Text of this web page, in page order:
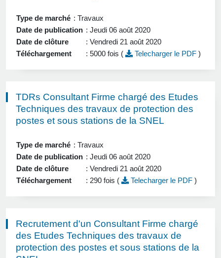
Type de marché : Travaux
Date de publication : Jeudi 06 août 2020
Date de clôture
: Vendredi 21 août 2020
Téléchargement
: 5000 fois ( Telecharger le PDF )
TDRs Consultant Firme chargé des Etudes
Techniques des travaux de protection des
postes et sous stations de la SNEL
Type de marché : Travaux
Date de publication : Jeudi 06 août 2020
Date de clôture
: Vendredi 21 août 2020
Téléchargement
: 290 fois ( Telecharger le PDF )
Recrutement d'un Consultant Firme chargé
des Etudes Techniques des travaux de
protection des postes et sous stations de la